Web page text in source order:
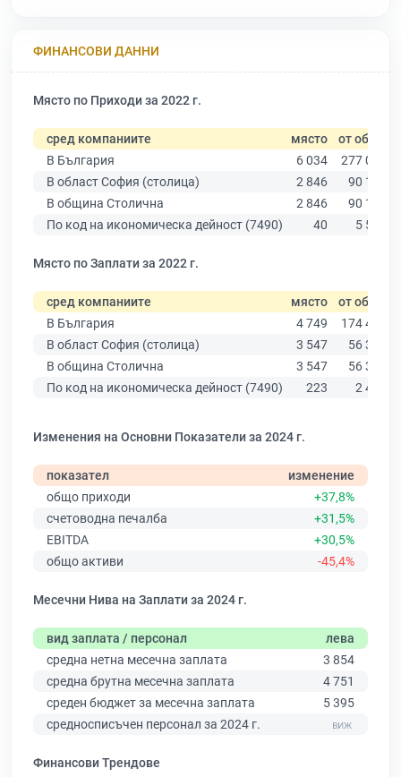
ФИНАНСОВИ ДАННИ
Място по Приходи за 2022 г.
сред компаниите място от общо
В България
6 034
277 019
В област София (столица)
2 846
90 178
В община Столична
2 846
90 178
По код на икономическа дейност (7490)
40 5 541
Място по Заплати за 2022 г.
сред компаниите място от общо
В България
4 749
174 403
В област София (столица)
3 547
56 378
В община Столична
3 547
56 378
По код на икономическа дейност (7490)
223 2 483
Изменения на Основни Показатели за 2024 г.
показател
изменение
общо приходи
+37,8%
счетоводна печалба
+31,5%
EBITDA
+30,5%
общо активи
-45,4%
Месечни Нива на Заплати за 2024 г.
вид заплата / персонал
лева
средна нетна месечна заплата
3 854
средна брутна месечна заплата
4 751
среден бюджет за месечна заплата
5 395
средносписъчен персонал за 2024 г.
Финансови Трендове